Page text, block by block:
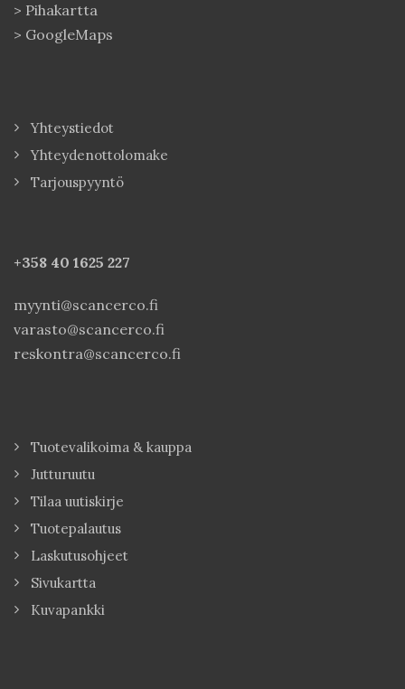
> Pihakartta
> GoogleMaps
Yhteystiedot
Yhteydenottolomake
Tarjouspyyntö
+358 40 1625 227
myynti@scancerco.fi
varasto@scancerco.fi
reskontra@scancerco.fi
Tuotevalikoima & kauppa
Jutturuutu
Tilaa uutiskirje
Tuotepalautus
Laskutusohjeet
Sivukartta
Kuvapankki